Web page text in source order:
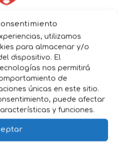
utilizamos
para almacenar y/o
dispositivo. El
nos permitirá
de
únicas en este sitio.
puede afectar
y funciones.